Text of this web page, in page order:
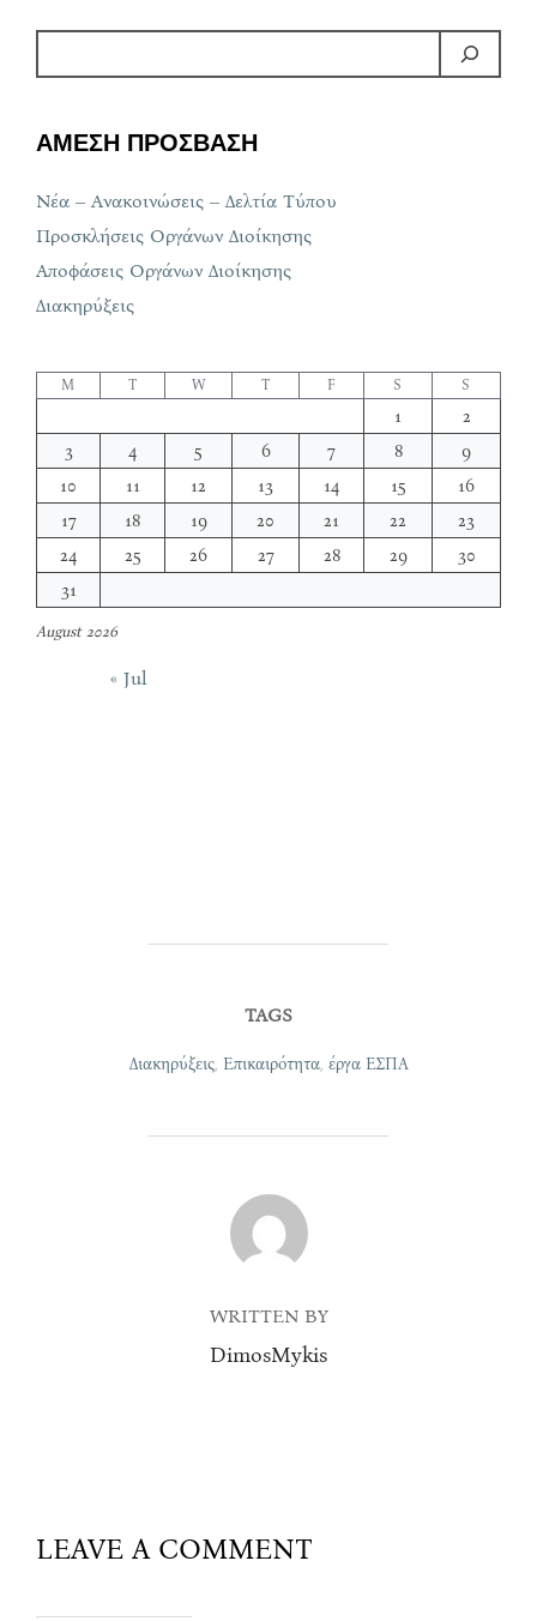
ΑΜΕΣΗ ΠΡΟΣΒΑΣΗ
Νέα – Ανακοινώσεις – Δελτία Τύπου
Προσκλήσεις Οργάνων Διοίκησης
Αποφάσεις Οργάνων Διοίκησης
Διακηρύξεις
August 2026
M T W T F S S
1
2
3
4 5 6 7 8
9
10
11 12 13 14 15
16
17
18 19 20 21 22
23
24
25 26 27 28 29
30
31
« Jul
TAGS
Διακηρύξεις, Επικαιρότητα, έργα ΕΣΠΑ
POST AUTHOR
WRITTEN BY
DimosMykis
LEAVE A COMMENT